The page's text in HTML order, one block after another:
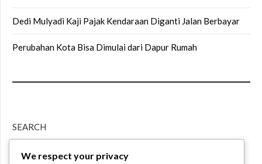
Dedi Mulyadi Kaji Pajak Kendaraan Diganti Jalan Berbayar
Perubahan Kota Bisa Dimulai dari Dapur Rumah
SEARCH
We respect your privacy